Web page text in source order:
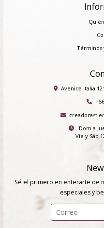
Términos
Avenida Italia
Dom a
Vie y Sáb
Sé el primero en enterarte de
especiales y